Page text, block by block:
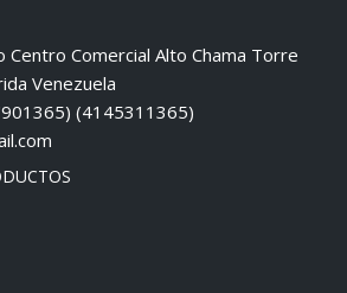
Centro Comercial Alto Chama Torre
Venezuela
(4145311365)